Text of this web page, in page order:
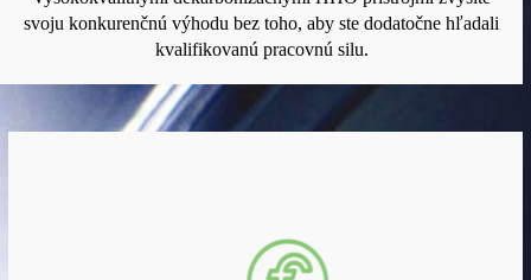
svoju konkurenčnú výhodu bez toho, aby ste dodatočne hľadali
kvalifikovanú pracovnú silu.